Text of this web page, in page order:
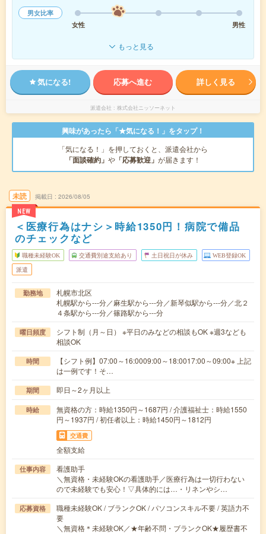
男女比率
女性
男性
もっと見る
気になる! 応募へ進む 詳しく見る
派遣会社 株式会社ニッソーネット
興味があったら「★気になる！」をタップ！
「気になる！」を押しておくと、派遣会社から
「面談確約」 や 「応募歓迎」 が届きます！
未読
NEW
掲載日 2026/08/05
＜医療行為はナシ＞時給1350円！病院で備品
のチェックなど
職種未経験OK 交通費別途支給あり 土日祝日が休み WEB登録OK
派遣
勤務地
札幌市北区
札幌駅から---分／麻生駅から---分／新琴似駅から---分／北２
４条駅から---分／篠路駅から---分
曜日頻度
シフト制（月～日） ※平日のみなどの相談もOK ※週3なども
相談OK
時間
【シフト例】07:00～16:0009:00～18:0017:00～09:00※ 上記
は一例です！そ…
期間 即日～2ヶ月以上
時給
無資格の方：時給1350円～1687円 / 介護福祉士：時給1550
円～1937円 / 初任者以上：時給1450円～1812円
交通費
全額支給
仕事内容
看護助手
＼無資格・未経験OKの看護助手／医療行為は一切行わない
ので未経験でも安心！▽具体的には…・リネンやシ…
応募資格
職種未経験OK / ブランクOK / パソコンスキル不要 / 英語力不
要
＼無資格＊未経験OK／★年齢不問・ブランクOK★履歴書不